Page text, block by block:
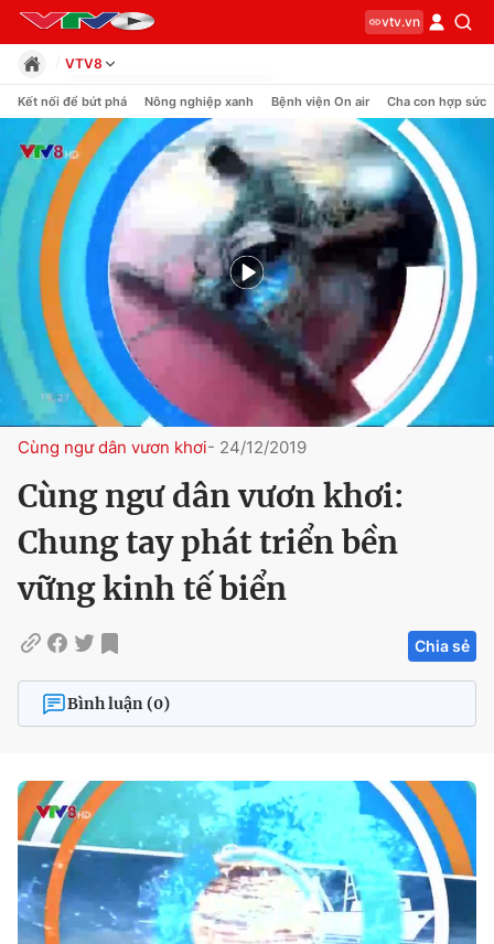
vtv.vn
VTV8
VTV1
VTV2
VTV3
VTV4
VTV5
VTV5 Tây Nam Bộ
VTV5 Tây Nguyên
VTV7
VTV8
VTV9
VTV Cần Thơ
Kết nối để bứt phá Nông nghiệp xanh Bệnh viện On air Cha con hợp sức
Cùng ngư dân vươn khơi- 24/12/2019
Cùng ngư dân vươn khơi:
Chung tay phát triển bền
vững kinh tế biển
Chia sẻ
Bình luận (0)